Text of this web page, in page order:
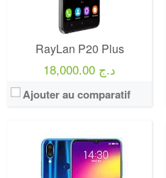
RayLan P20 Plus
18,000.00 د.ج
Ajouter au comparatif